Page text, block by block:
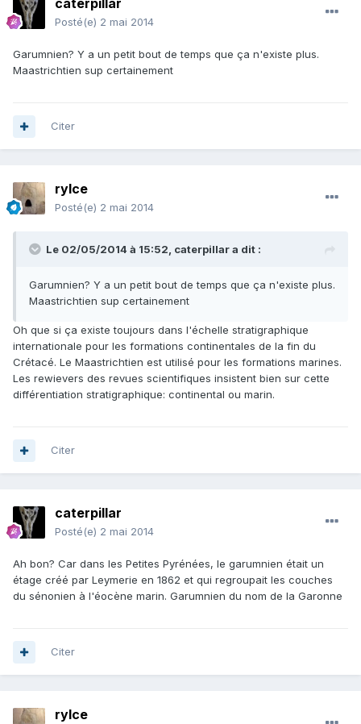
caterpillar
Posté(e) 2 mai 2014
Garumnien? Y a un petit bout de temps que ça n'existe plus.
Maastrichtien sup certainement
Citer
rylce
Posté(e) 2 mai 2014
Le 02/05/2014 à 15:52, caterpillar a dit :
Garumnien? Y a un petit bout de temps que ça n'existe plus.
Maastrichtien sup certainement
Oh que si ça existe toujours dans l'échelle stratigraphique
internationale pour les formations continentales de la fin du
Crétacé. Le Maastrichtien est utilisé pour les formations marines.
Les rewievers des revues scientifiques insistent bien sur cette
différentiation stratigraphique: continental ou marin.
Citer
caterpillar
Posté(e) 2 mai 2014
Ah bon? Car dans les Petites Pyrénées, le garumnien était un
étage créé par Leymerie en 1862 et qui regroupait les couches
du sénonien à l'éocène marin. Garumnien du nom de la Garonne
Citer
rylce